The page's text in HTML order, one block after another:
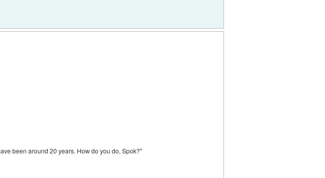
been around 20 years. How do you do, Spok?"